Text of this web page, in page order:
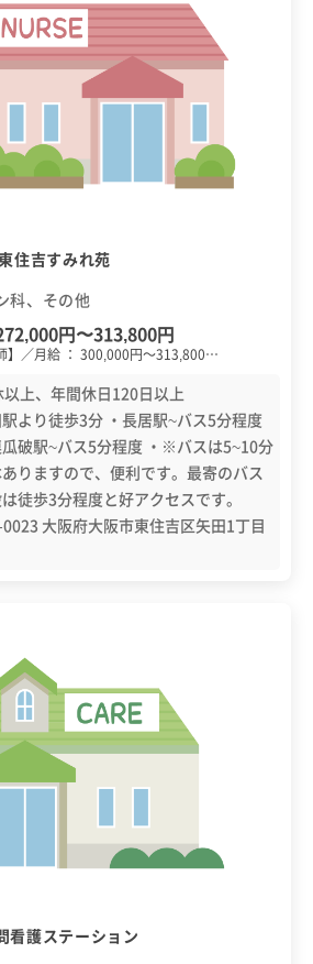
住吉すみれ苑
科、その他
円〜313,800円
】／月給 ： 300,000円～313,800…
上、年間休日120日以上
駅より徒歩3分 ・長居駅~バス5分程度
瓜破駅~バス5分程度 ・※バスは5~10分
りますので、便利です。最寄のバス
徒歩3分程度と好アクセスです。
大阪府大阪市東住吉区矢田1丁目
看護ステーション